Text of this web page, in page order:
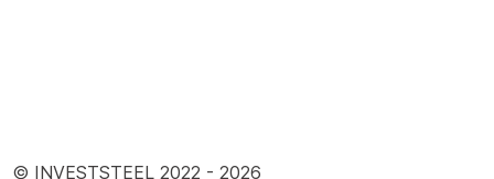
© INVESTSTEEL 2022 -2026